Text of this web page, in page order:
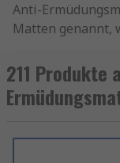
Anti-
Matten genannt,
verringern die
Fußboden über
Matten tragen
Belastung des
211 Produkte